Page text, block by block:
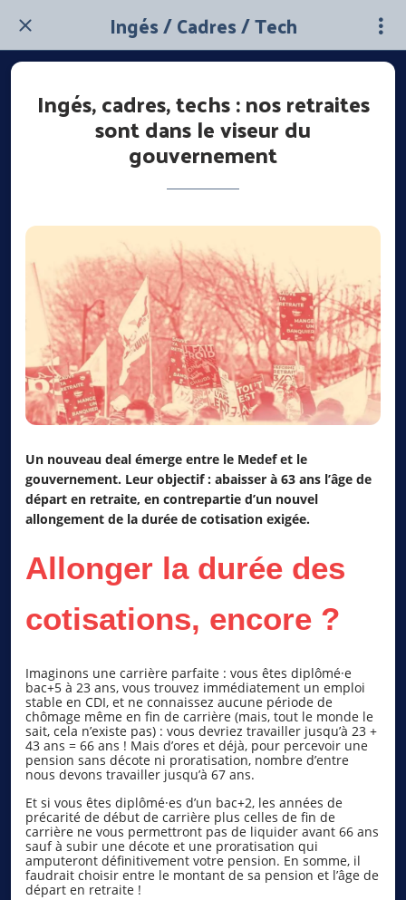
Ingés / Cadres / Tech
Ingés, cadres, techs : nos retraites
sont dans le viseur du
gouvernement
Un nouveau deal émerge entre le Medef et le
gouvernement. Leur objectif : abaisser à 63 ans l’âge de
départ en retraite, en contrepartie d’un nouvel
allongement de la durée de cotisation exigée.
Allonger la durée des
cotisations, encore ?
Imaginons une carrière parfaite : vous êtes diplômé·e
bac+5 à 23 ans, vous trouvez immédiatement un emploi
stable en CDI, et ne connaissez aucune période de
chômage même en fin de carrière (mais, tout le monde le
sait, cela n’existe pas) : vous devriez travailler jusqu’à 23 +
43 ans = 66 ans ! Mais d’ores et déjà, pour percevoir une
pension sans décote ni proratisation, nombre d’entre
nous devons travailler jusqu’à 67 ans.
Et si vous êtes diplômé·es d’un bac+2, les années de
précarité de début de carrière plus celles de fin de
carrière ne vous permettront pas de liquider avant 66 ans
sauf à subir une décote et une proratisation qui
amputeront définitivement votre pension. En somme, il
faudrait choisir entre le montant de sa pension et l’âge de
départ en retraite !